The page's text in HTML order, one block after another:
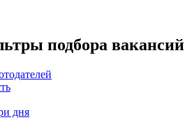
подбора вакансий
дня